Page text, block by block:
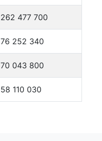
262 477 700
76 252 340
70 043 800
58 110 030